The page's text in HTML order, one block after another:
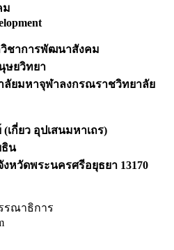
ม
ชาการพัฒนาสังคม
ษยวิทยา
ลัยมหาจุฬาลงกรณราชวิทยาลัย
กี่ยว อุปเสนมหาเถร)
ธิน
หวัดพระนครศรีอยุธยา 13170
รณาธิการ